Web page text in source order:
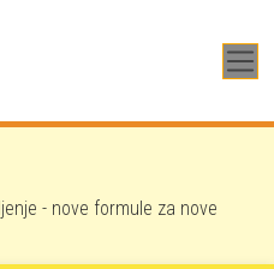
- nove formule za nove